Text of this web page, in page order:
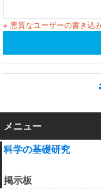
※ 悪質なユーザーの書き込
メニュー
科学の基礎研究
掲示板